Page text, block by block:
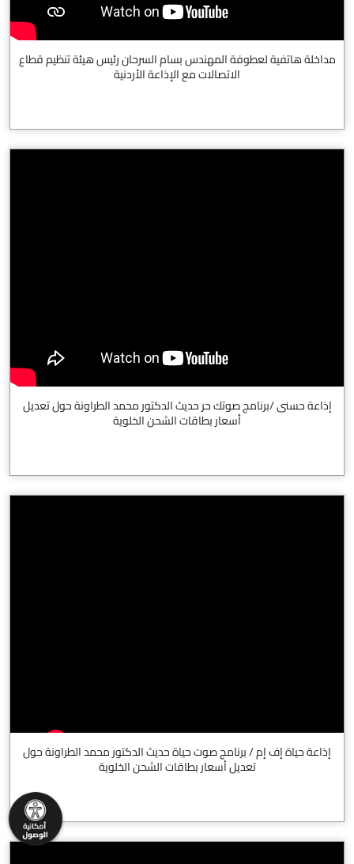
مداخلة هاتفية لعطوفة المهندس بسام السرحان رئيس هيئة تنظيم قطاع
الاتصالات مع الإذاعة الأردنية
إذاعة حسنى /برنامج صوتك حر حديث الدكتور محمد الطراونة حول تعديل
أسعار بطاقات الشحن الخلوية
إذاعة حياة إف إم / برنامج صوت حياة حديث الدكتور محمد الطراونة حول
تعديل أسعار بطاقات الشحن الخلوية